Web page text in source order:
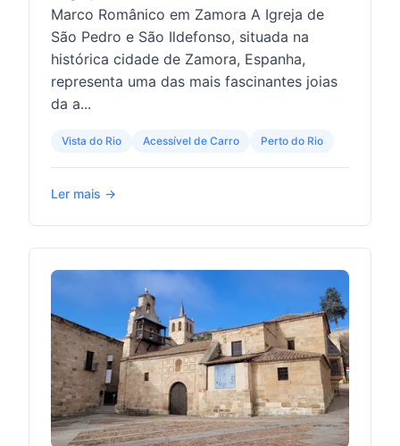
Marco Românico em Zamora A Igreja de
São Pedro e São Ildefonso, situada na
histórica cidade de Zamora, Espanha,
representa uma das mais fascinantes joias
da a...
Vista do Rio Acessível de Carro Perto do Rio
Ler mais →